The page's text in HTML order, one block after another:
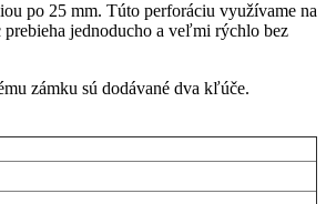
po 25 mm. Túto perforáciu využívame na
jednoducho a veľmi rýchlo bez
zámku sú dodávané dva kľúče.